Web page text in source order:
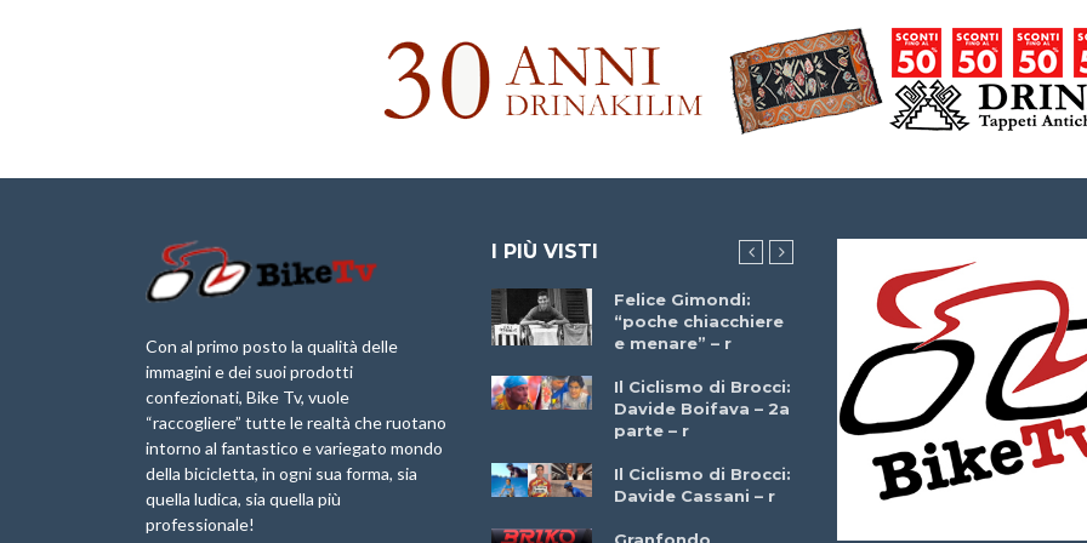
Con al primo posto la qualità delle
immagini e dei suoi prodotti
confezionati, Bike Tv, vuole
“raccogliere” tutte le realtà che ruotano
intorno al fantastico e variegato mondo
della bicicletta, in ogni sua forma, sia
quella ludica, sia quella più
professionale!
I PIÙ VISTI
Briko Torino – 11
Maggio 2025 – r
Minerva Edizioni e
Marathon 2025”
IX Ed. “Tra
Borghi&Castelli” –
Anteprima
1a Edizione
Granfondo
Felice Gimondi:
“poche chiacchiere
e menare” – r
Il Ciclismo di Brocci:
Davide Boifava – 2a
parte – r
Il Ciclismo di Brocci:
Davide Cassani – r
Brocci Incontra
Giuseppe Martinelli
– r
Che cos’è il
triathlon? Con
Simone Diamantini
– r